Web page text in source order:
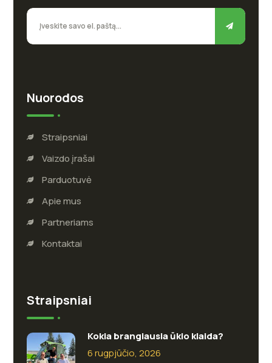
Nuorodos
Straipsniai
Vaizdo įrašai
Parduotuvė
Apie mus
Partneriams
Kontaktai
Straipsniai
Kokia brangiausia ūkio klaida?
6 rugpjūčio, 2026